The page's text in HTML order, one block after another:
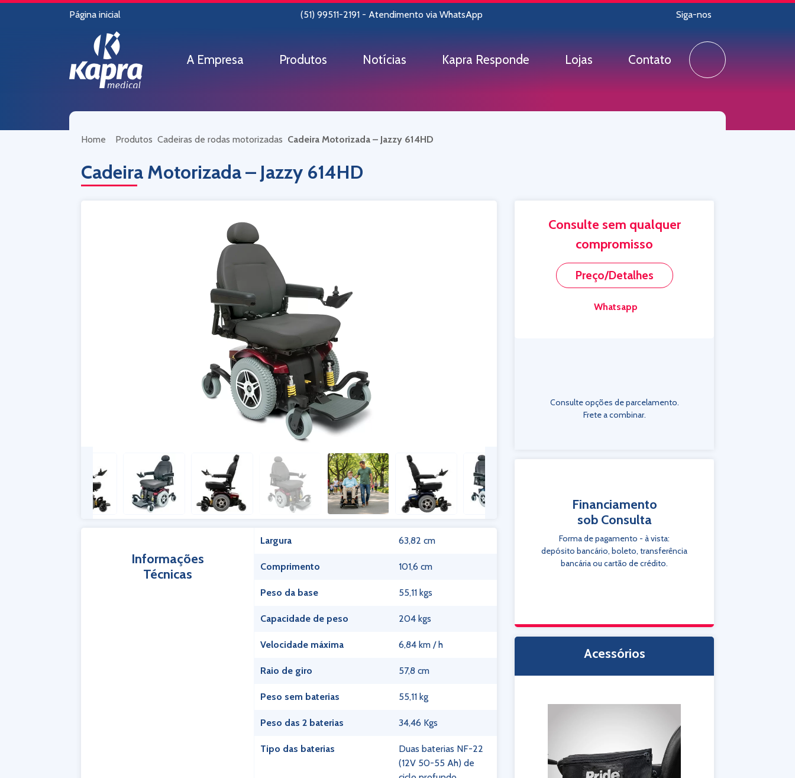
Página inicial (51) 99511-2191 - Atendimento via WhatsApp Siga-nos
A Empresa Produtos Notícias Kapra Responde Lojas Contato
Home Produtos Cadeiras de rodas motorizadas Cadeira Motorizada – Jazzy 614HD
Cadeira Motorizada – Jazzy 614HD
Informações
Técnicas
Largura 63,82 cm
Comprimento 101,6 cm
Peso da base 55,11 kgs
Capacidade de peso 204 kgs
Velocidade máxima 6,84 km / h
Raio de giro 57,8 cm
Peso sem baterias 55,11 kg
Peso das 2 baterias 34,46 Kgs
Tipo das baterias
Duas baterias NF-22
(12V 50-55 Ah) de
Consulte sem qualquer
compromisso
Preço/Detalhes
Whatsapp
Consulte opções de parcelamento.
Frete a combinar.
Financiamento
sob Consulta
Forma de pagamento - à vista:
depósito bancário, boleto, transferência
bancária ou cartão de crédito.
Acessórios